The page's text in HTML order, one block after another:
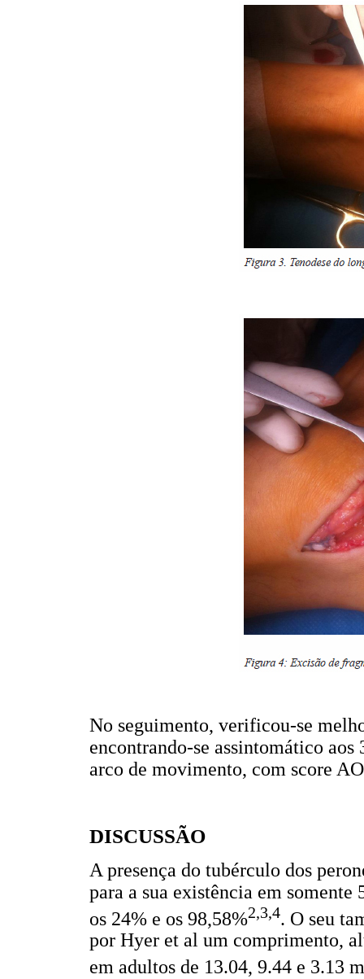
No seguimento, verificou-se
encontrando-se assintomático
arco de movimento, com score
DISCUSSÃO
A presença do tubérculo dos
para a sua existência em somente
os 24% e os 98,58%2,3,4. O seu
por Hyer et al um comprimento,
em adultos de 13.04, 9.44 e 3.13